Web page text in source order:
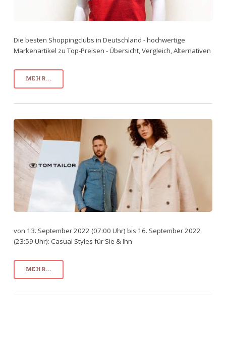
Die besten Shoppingclubs in Deutschland - hochwertige
Markenartikel zu Top-Preisen - Übersicht, Vergleich, Alternativen
MEHR...
von 13. September 2022 (07:00 Uhr) bis 16. September 2022
(23:59 Uhr): Casual Styles für Sie & Ihn
MEHR...